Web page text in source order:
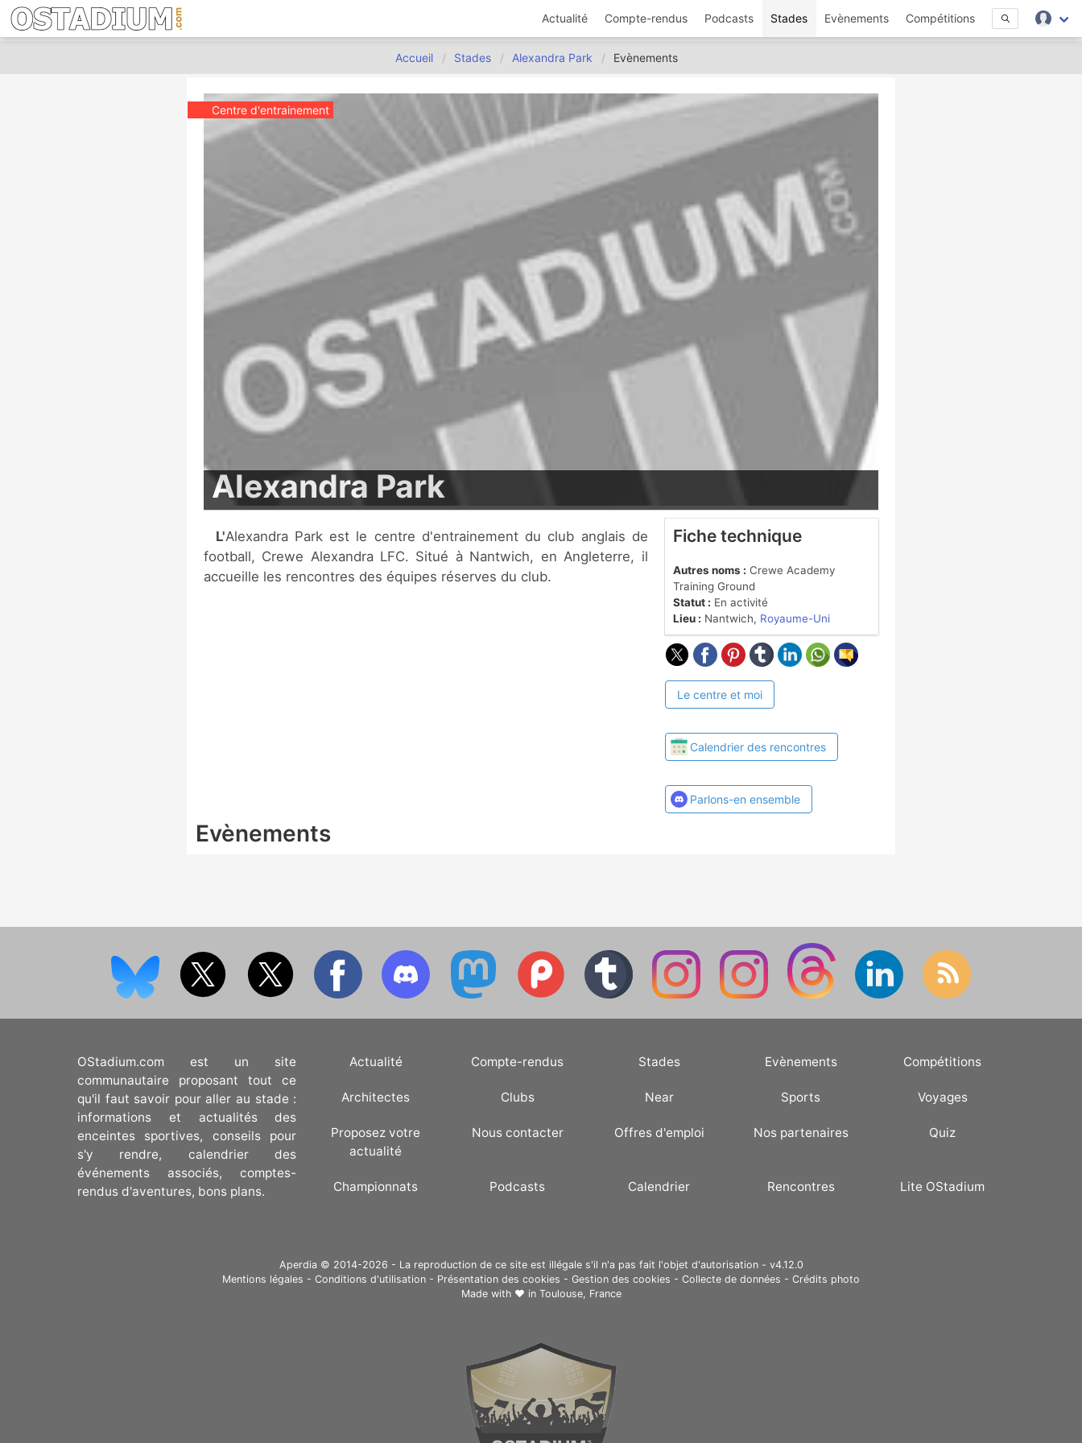
Actualité Compte-rendus Podcasts Stades Evènements Compétitions
Accueil Stades Alexandra Park Evènements
Centre d'entrainement
Alexandra Park
L'Alexandra Park est le centre d'entrainement du club anglais de
football, Crewe Alexandra LFC. Situé à Nantwich, en Angleterre, il
accueille les rencontres des équipes réserves du club.
Fiche technique
Autres noms : Crewe Academy
Training Ground
Statut : En activité
Lieu : Nantwich, Royaume-Uni
Le centre et moi
Calendrier des rencontres
Parlons-en ensemble
Evènements
OStadium.com est un site
communautaire proposant tout ce
qu'il faut savoir pour aller au stade :
informations et actualités des
enceintes sportives, conseils pour
s'y rendre, calendrier des
événements associés, comptes-
rendus d'aventures, bons plans.
Actualité Compte-rendus Stades Evènements Compétitions
Architectes Clubs Near Sports Voyages
Proposez votre
actualité
Nous contacter Offres d'emploi Nos partenaires Quiz
Championnats Podcasts Calendrier Rencontres Lite OStadium
Aperdia © 2014-2026 - La reproduction de ce site est illégale s'il n'a pas fait l'objet d'autorisation - v4.12.0
Mentions légales - Conditions d'utilisation - Présentation des cookies - Gestion des cookies - Collecte de données - Crédits photo
Made with ❤ in Toulouse, France